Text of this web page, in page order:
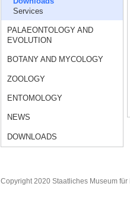
Services
PALAEONTOLOGY AND
EVOLUTION
BOTANY AND MYCOLOGY
ZOOLOGY
ENTOMOLOGY
NEWS
DOWNLOADS
Copyright 2020 Staatliches Museum